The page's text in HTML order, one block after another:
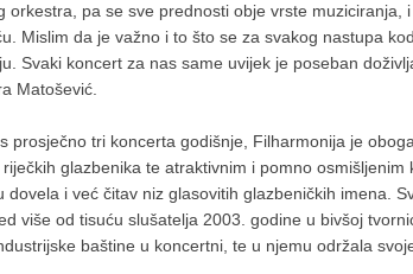
orkestra, pa se sve prednosti obje vrste muziciranja,
Mislim da je važno i to što se za svakog nastupa
Svaki koncert za nas same uvijek je poseban
Matošević.
prosječno tri koncerta godišnje, Filharmonija je
glazbenika te atraktivnim i pomno
dovela i već čitav niz glasovitih glazbeničkih imena.
više od tisuću slušatelja 2003. godine u bivšoj
baštine u koncertni, te u njemu održala